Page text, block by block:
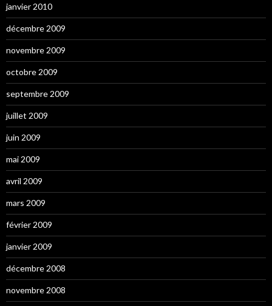
janvier 2010
décembre 2009
novembre 2009
octobre 2009
septembre 2009
juillet 2009
juin 2009
mai 2009
avril 2009
mars 2009
février 2009
janvier 2009
décembre 2008
novembre 2008